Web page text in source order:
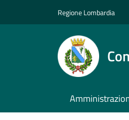
Regione Lombardia